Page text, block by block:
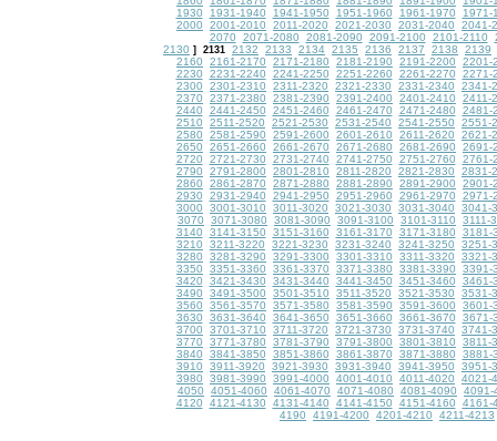
1930
1931-1940 1941-1950 1951-1960 1961-1970
1971-
2000
2001-2010 2011-2020 2021-2030 2031-2040
2041-
2070
2071-2080 2081-2090 2091-2100 2101-2110
2130 ] 2131 2132 2133 2134 2135 2136 2137 2138
2139
2160
2161-2170 2171-2180 2181-2190 2191-2200
2201-
2230
2231-2240 2241-2250 2251-2260 2261-2270
2271-
2300
2301-2310 2311-2320 2321-2330 2331-2340
2341-
2370
2371-2380 2381-2390 2391-2400 2401-2410
2411-
2440
2441-2450 2451-2460 2461-2470 2471-2480
2481-
2510
2511-2520 2521-2530 2531-2540 2541-2550
2551-
2580
2581-2590 2591-2600 2601-2610 2611-2620
2621-
2650
2651-2660 2661-2670 2671-2680 2681-2690
2691-
2720
2721-2730 2731-2740 2741-2750 2751-2760
2761-
2790
2791-2800 2801-2810 2811-2820 2821-2830
2831-
2860
2861-2870 2871-2880 2881-2890 2891-2900
2901-
2930
2931-2940 2941-2950 2951-2960 2961-2970
2971-
3000
3001-3010 3011-3020 3021-3030 3031-3040
3041-
3070
3071-3080 3081-3090 3091-3100 3101-3110
3111-
3140
3141-3150 3151-3160 3161-3170 3171-3180
3181-
3210
3211-3220 3221-3230 3231-3240 3241-3250
3251-
3280
3281-3290 3291-3300 3301-3310 3311-3320
3321-
3350
3351-3360 3361-3370 3371-3380 3381-3390
3391-
3420
3421-3430 3431-3440 3441-3450 3451-3460
3461-
3490
3491-3500 3501-3510 3511-3520 3521-3530
3531-
3560
3561-3570 3571-3580 3581-3590 3591-3600
3601-
3630
3631-3640 3641-3650 3651-3660 3661-3670
3671-
3700
3701-3710 3711-3720 3721-3730 3731-3740
3741-
3770
3771-3780 3781-3790 3791-3800 3801-3810
3811-
3840
3841-3850 3851-3860 3861-3870 3871-3880
3881-
3910
3911-3920 3921-3930 3931-3940 3941-3950
3951-
3980
3981-3990 3991-4000 4001-4010 4011-4020
4021-
4050
4051-4060 4061-4070 4071-4080 4081-4090
4091-
4120
4121-4130 4131-4140 4141-4150 4151-4160
4161-
4190
4191-4200 4201-4210 4211-4213